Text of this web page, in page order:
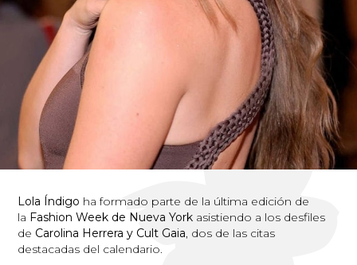
Lola Índigo ha formado parte de la última edición de
la Fashion Week de Nueva York asistiendo a los desfiles
de Carolina Herrera y Cult Gaia , dos de las citas
destacadas del calendario.